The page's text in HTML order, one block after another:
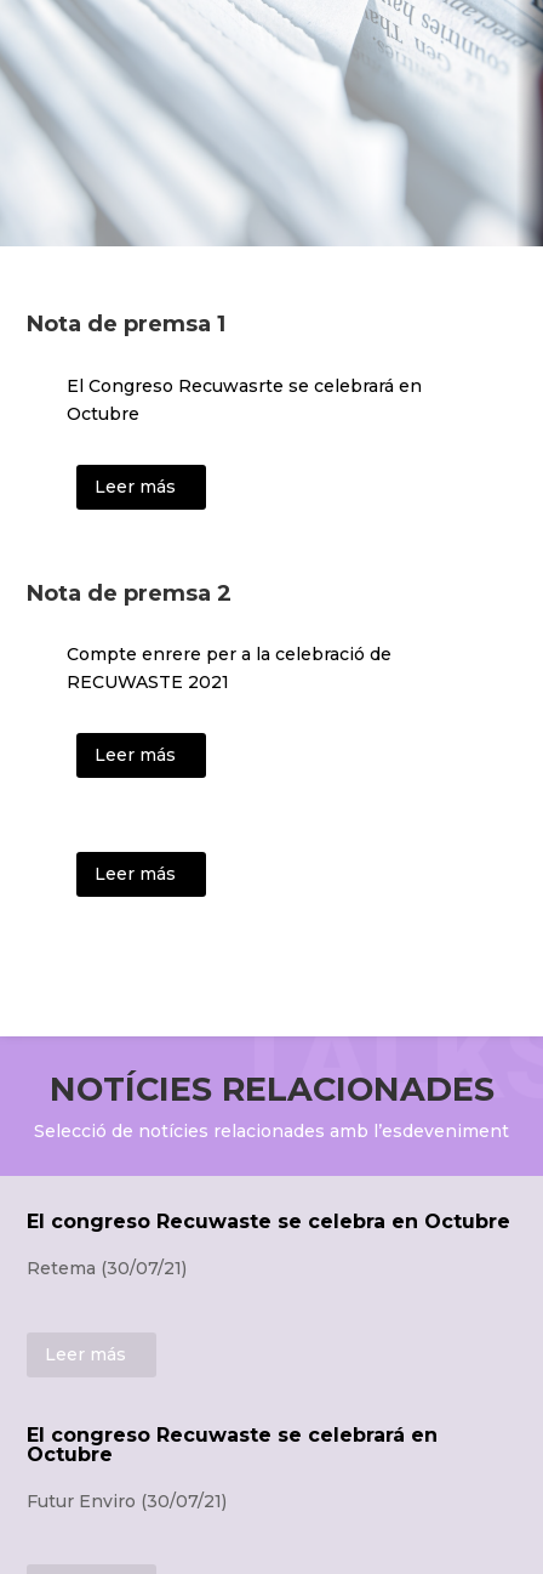
Nota de premsa 1
El Congreso Recuwasrte se celebrará en
Octubre
Leer más
Nota de premsa 2
Compte enrere per a la celebració de
RECUWASTE 2021
Leer más
Leer más
NOTÍCIES RELACIONADES
Selecció de notícies relacionades amb l’esdeveniment
El congreso Recuwaste se celebra en Octubre
Retema (30/07/21)
Leer más
El congreso Recuwaste se celebrará en
Octubre
Futur Enviro (30/07/21)